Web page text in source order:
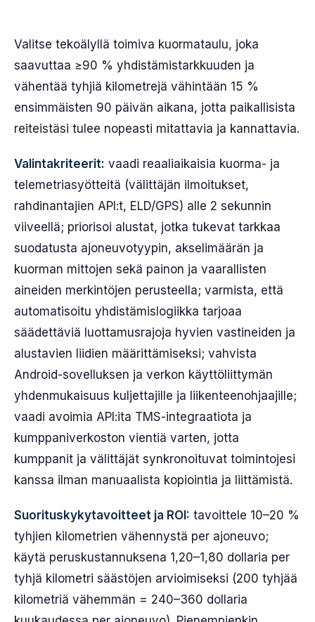
Valitse tekoälyllä toimiva kuormataulu, joka
saavuttaa ≥90 % yhdistämistarkkuuden ja
vähentää tyhjiä kilometrejä vähintään 15 %
ensimmäisten 90 päivän aikana, jotta paikallisista
reiteistäsi tulee nopeasti mitattavia ja kannattavia.
Valintakriteerit: vaadi reaaliaikaisia kuorma- ja
telemetriasyötteitä (välittäjän ilmoitukset,
rahdinantajien API:t, ELD/GPS) alle 2 sekunnin
viiveellä; priorisoi alustat, jotka tukevat tarkkaa
suodatusta ajoneuvotyypin, akselimäärän ja
kuorman mittojen sekä painon ja vaarallisten
aineiden merkintöjen perusteella; varmista, että
automatisoitu yhdistämislogiikka tarjoaa
säädettäviä luottamusrajoja hyvien vastineiden ja
alustavien liidien määrittämiseksi; vahvista
Android-sovelluksen ja verkon käyttöliittymän
yhdenmukaisuus kuljettajille ja liikenteenohjaajille;
vaadi avoimia API:ita TMS-integraatiota ja
kumppaniverkoston vientiä varten, jotta
kumppanit ja välittäjät synkronoituvat toimintojesi
kanssa ilman manuaalista kopiointia ja liittämistä.
Suorituskykytavoitteet ja ROI: tavoittele 10–20 %
tyhjien kilometrien vähennystä per ajoneuvo;
käytä peruskustannuksena 1,20–1,80 dollaria per
tyhjä kilometri säästöjen arvioimiseksi (200 tyhjää
kilometriä vähemmän = 240–360 dollaria